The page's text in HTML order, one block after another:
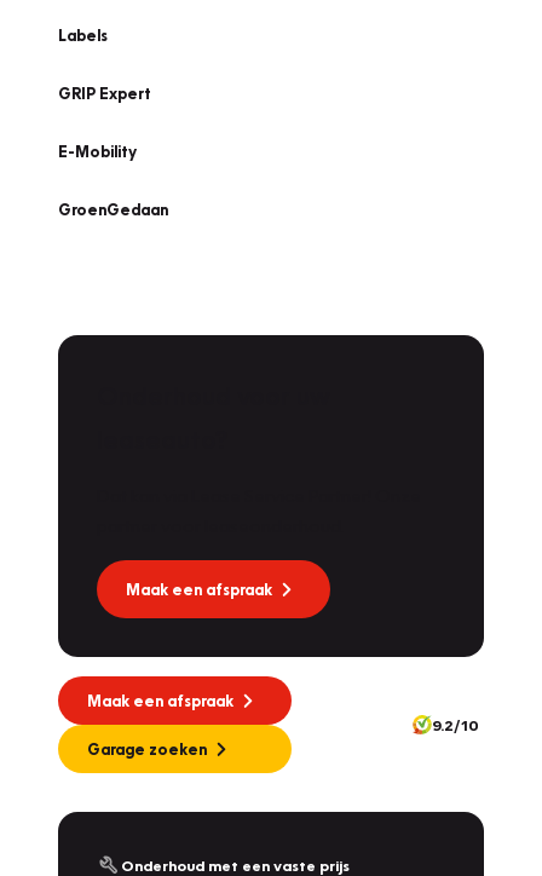
Labels
GRIP Expert
E-Mobility
GroenGedaan
Maak een afspraak
Maak een afspraak
Garage zoeken
9.2/10
Onderhoud met een vaste prijs